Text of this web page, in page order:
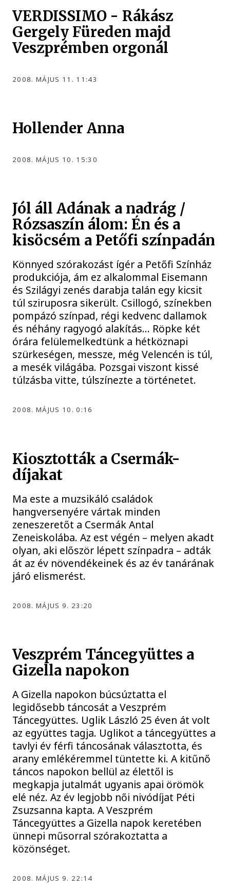
VERDISSIMO - Rákász
Gergely Füreden majd
Veszprémben orgonál
2008. MÁJUS 11. 11:43
Hollender Anna
2008. MÁJUS 10. 15:30
Jól áll Adának a nadrág /
Rózsaszín álom: Én és a
kisöcsém a Petőfi színpadán
Könnyed szórakozást ígér a Petőfi Színház
produkciója, ám ez alkalommal Eisemann
és Szilágyi zenés darabja talán egy kicsit
túl sziruposra sikerült. Csillogó, színekben
pompázó színpad, régi kedvenc dallamok
és néhány ragyogó alakítás… Röpke két
órára felülemelkedtünk a hétköznapi
szürkeségen, messze, még Velencén is túl,
a mesék világába. Pozsgai viszont kissé
túlzásba vitte, túlszínezte a történetet.
2008. MÁJUS 10. 0:16
Kiosztották a Csermák-
díjakat
Ma este a muzsikáló családok
hangversenyére vártak minden
zeneszeretőt a Csermák Antal
Zeneiskolába. Az est végén – melyen akadt
olyan, aki először lépett színpadra – adták
át az év növendékeinek és az év tanárának
járó elismerést.
2008. MÁJUS 9. 23:20
Veszprém Táncegyüttes a
Gizella napokon
A Gizella napokon búcsúztatta el
legidősebb táncosát a Veszprém
Táncegyüttes. Uglik László 25 éven át volt
az együttes tagja. Uglikot a táncegyüttes a
tavlyi év férfi táncosának választotta, és
arany emlékéremmel tüntette ki. A kitűnő
táncos napokon bellül az élettől is
megkapja jutalmát ugyanis apai örömök
elé néz. Az év legjobb női nivódíjat Péti
Zsuzsanna kapta. A Veszprém
Táncegyüttes a Gizella napok keretében
ünnepi műsorral szórakoztatta a
közönséget.
2008. MÁJUS 9. 22:14